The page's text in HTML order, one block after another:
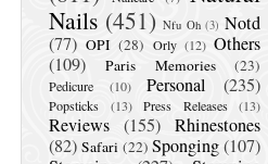
Nails (451) Nfu Oh (3) Notd
(77) OPI (28) Orly (12) Others
(109)
Paris Memories (23)
Pedicure (10) Personal (235)
Popsticks (13) Press Releases (13)
Reviews (155) Rhinestones
(82) Safari (22) Sponging(107)